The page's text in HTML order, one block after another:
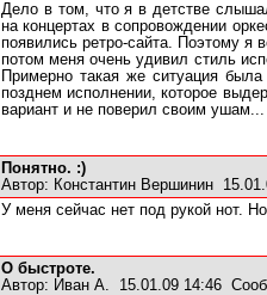
Дело в том, что я в детстве
на концертах в сопровождении
появились ретро-сайта. Поэтому я
потом меня очень удивил стиль
Примерно такая же ситуация
позднем исполнении, которое
вариант и не поверил своим
Понятно. :)
Автор: Константин Вершинин
У меня сейчас нет под рукой нот.
О быстроте.
Автор: Иван А. 15.01.09 14:46